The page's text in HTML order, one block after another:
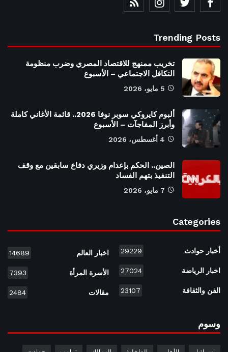
Trending Posts
تخريب ممنهج للاقتصاد المصري وضرب منظومة
التكافل الاجتماعي – الأسبوع
5 مايو، 2026
ألبوم كايروكي سوبر نوفا 2026.. قائمة الأغاني كاملة
وأبرز المفاجآت – الأسبوع
4 أغسطس، 2026
الصين.. الحكم بإعدام وزيري دفاع سابقين مع وقف
التنفيذ بتهم الفساد
7 مايو، 2026
Categories
أخبار حوادث 29229
اخبار الرياضة 27024
الفن والثقافة 23107
اخبار العالم 14689
الأسرة المرأة 7393
مقالات 2484
وسوم